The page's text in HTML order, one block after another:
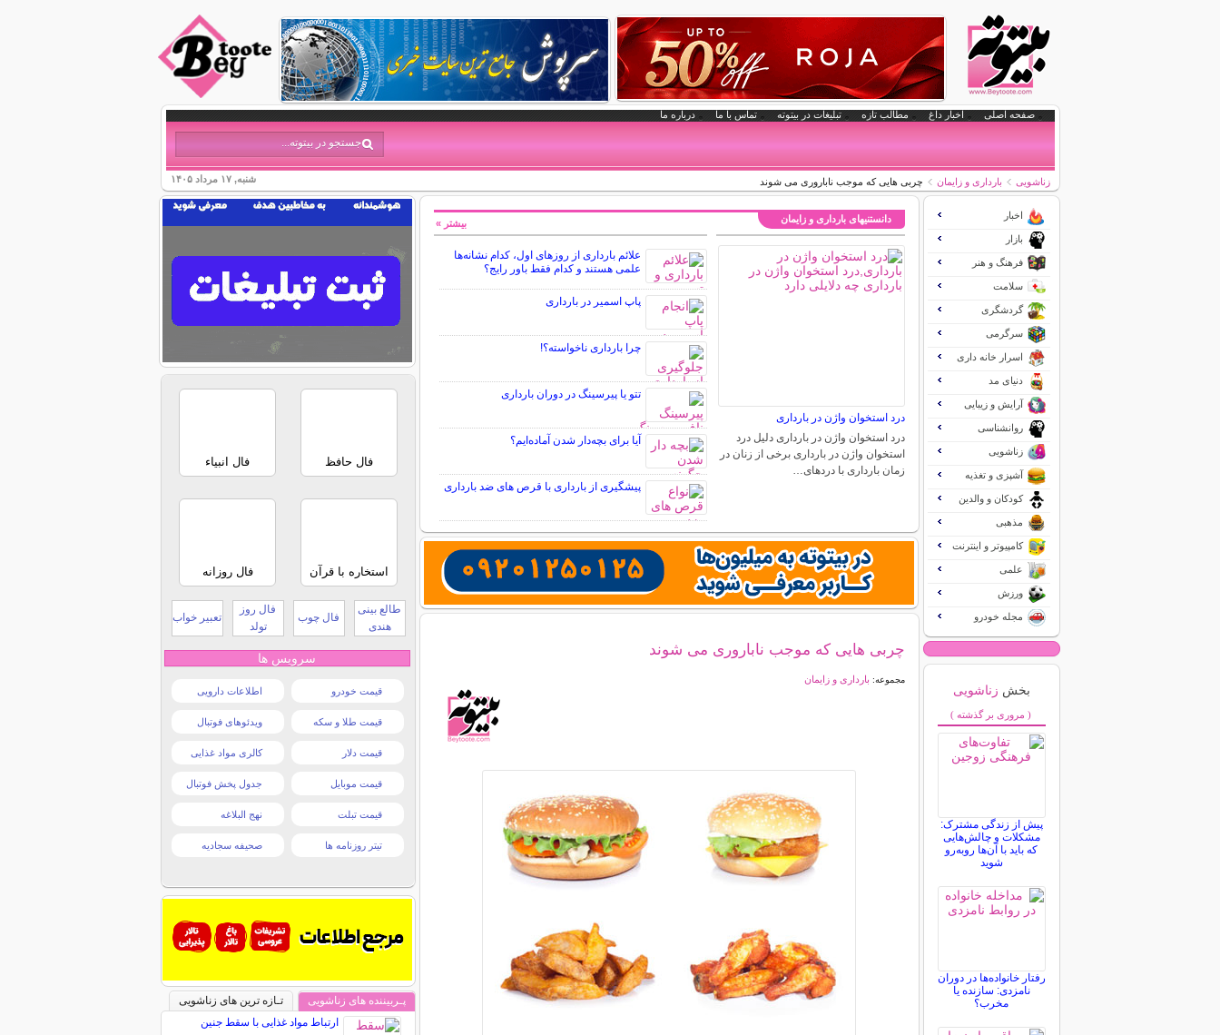
صفحه اصلی اخبار داغ مطالب تازه تبلیغات در بیتوته تماس با ما درباره ما
شنبه, ۱۷ مرداد ۱۴۰۵ زناشویی بارداری و زایمان چربی هایی که موجب ناباروری می شوند
دانستنیهای بارداری و زایمان
درد استخوان واژن در بارداری
درد استخوان واژن در بارداری دلیل درد
استخوان واژن در بارداری برخی از زنان در
زمان بارداری با دردهای…
علائم بارداری از روزهای اول، کدام نشانه‌ها
علمی هستند و کدام فقط باور رایج؟
پاپ اسمیر در بارداری
چرا بارداری ناخواسته؟!
تتو یا پیرسینگ در دوران بارداری
آیا برای بچه‌دار شدن آماده‌ایم؟
پیشگیری از بارداری با قرص های ضد بارداری
بیشتر »
چربی هایی که موجب ناباروری می شوند
مجموعه: بارداری و زایمان
اخبار
بازار
فرهنگ و هنر
سلامت
گردشگری
سرگرمی
اسرار خانه داری
دنیای مد
آرایش و زیبایی
روانشناسی
زناشویی
آشپزی و تغذیه
کودکان و والدین
مذهبی
کامپیوتر و اینترنت
علمی
ورزش
مجله خودرو
بخش زناشویی
( مروری بر گذشته )
پیش از زندگی مشترک:
مشکلات و چالش‌هایی
که باید با آن‌ها روبه‌رو
شوید
رفتار خانواده‌ها در دوران
نامزدی: سازنده یا
مخرب؟
فال حافظ فال انبیاء
استخاره با قرآن فال روزانه
طالع بینی
هندی
فال چوب
فال روز
تولد
تعبیر خواب
سرویس ها
قیمت خودرو اطلاعات دارویی
قیمت طلا و سکه ویدئوهای فوتبال
قیمت دلار کالری مواد غذایی
قیمت موبایل جدول پخش فوتبال
قیمت تبلت نهج البلاغه
تیتر روزنامه ها صحیفه سجادیه
پـربیننده های زناشویی
تـازه ترین های زناشویی
ارتباط مواد غذایی با سقط جنین